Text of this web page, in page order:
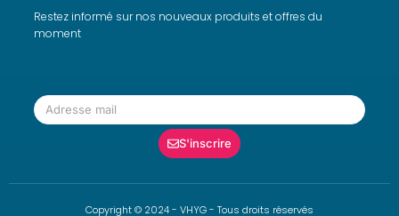
Restez informé sur nos nouveaux produits et offres du
moment
S'inscrire
Copyright © 2024 - VHYG - Tous droits réservés